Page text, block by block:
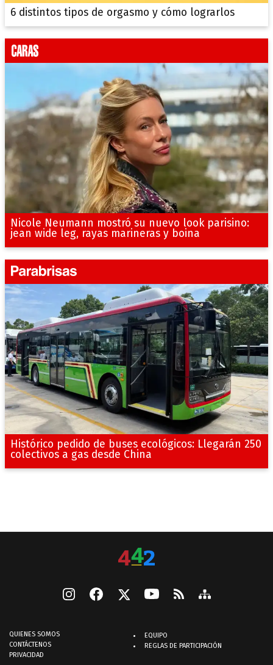
6 distintos tipos de orgasmo y cómo lograrlos
Nicole Neumann mostró su nuevo look parisino:
jean wide leg, rayas marineras y boina
Histórico pedido de buses ecológicos: Llegarán 250
colectivos a gas desde China
QUIENES SOMOS
CONTÁCTENOS
PRIVACIDAD
EQUIPO
REGLAS DE PARTICIPACIÓN